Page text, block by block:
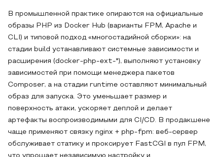
В промышленной практике опираются на официальные
образы PHP из Docker Hub (варианты FPM, Apache и
CLI) и типовой подход «многостадийной сборки»: на
стадии build устанавливают системные зависимости и
расширения (docker-php-ext-*), выполняют установку
зависимостей при помощи менеджера пакетов
Composer, а на стадии runtime оставляют минимальный
образ для запуска. Это уменьшает размер и
поверхность атаки, ускоряет деплой и делает
артефакты воспроизводимыми для CI/CD. В продакшене
чаще применяют связку nginx + php-fpm: веб-сервер
обслуживает статику и проксирует FastCGI в пул FPM,
что упрощает независимую настройку и